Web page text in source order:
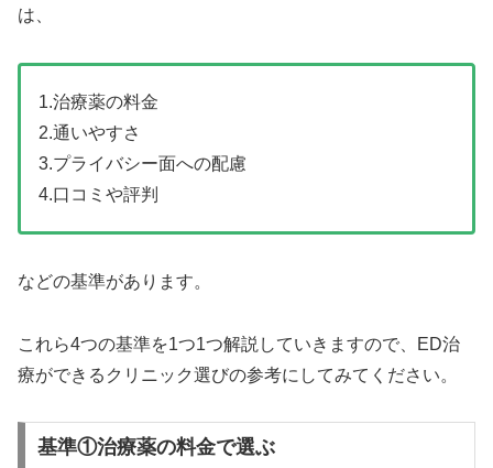
は、
1.治療薬の料金
2.通いやすさ
3.プライバシー面への配慮
4.口コミや評判
などの基準があります。
これら4つの基準を1つ1つ解説していきますので、ED治
療ができるクリニック選びの参考にしてみてください。
基準①治療薬の料金で選ぶ